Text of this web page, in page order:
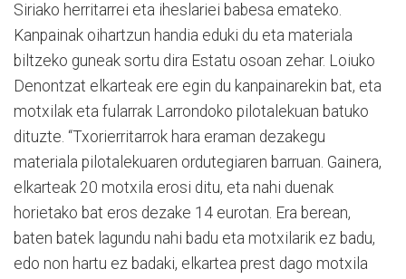
Siriako herritarrei eta iheslariei babesa emateko.
Kanpainak oihartzun handia eduki du eta materiala
biltzeko guneak sortu dira Estatu osoan zehar. Loiuko
Denontzat elkarteak ere egin du kanpainarekin bat, eta
motxilak eta fularrak Larrondoko pilotalekuan batuko
dituzte. “Txorierritarrok hara eraman dezakegu
materiala pilotalekuaren ordutegiaren barruan. Gainera,
elkarteak 20 motxila erosi ditu, eta nahi duenak
horietako bat eros dezake 14 eurotan. Era berean,
baten batek lagundu nahi badu eta motxilarik ez badu,
edo non hartu ez badaki, elkartea prest dago motxila